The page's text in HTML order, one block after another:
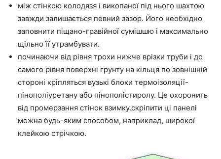
між стінкою колодязя і викопаної під нього шахтою
завжди залишається певний зазор. Його необхідно
заповнити піщано-гравійної сумішшю і максимально
щільно її утрамбувати.
починаючи від рівня трохи нижче врізки труби і до
самого рівня поверхні грунту на кільця по зовнішній
стороні кріпляться вузькі блоки термоізоляції-
пінополіуретану або пінополістиролу. Це охоронить
від промерзання стінок взимку.скріпити ці панелі
можна будь-яким способом, наприклад, широкої
клейкою стрічкою.